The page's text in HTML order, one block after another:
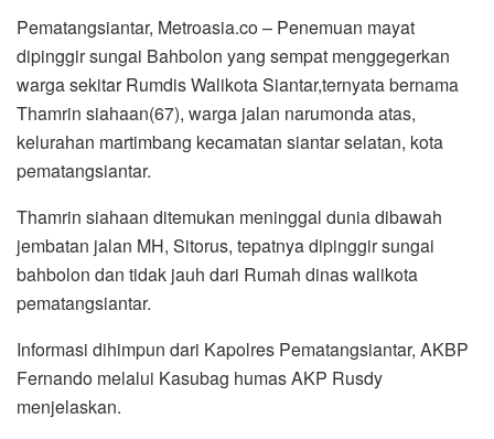
Pematangsiantar, Metroasia.co – Penemuan mayat
dipinggir sungai Bahbolon yang sempat menggegerkan
warga sekitar Rumdis Walikota Siantar,ternyata bernama
Thamrin siahaan(67), warga jalan narumonda atas,
kelurahan martimbang kecamatan siantar selatan, kota
pematangsiantar.
Thamrin siahaan ditemukan meninggal dunia dibawah
jembatan jalan MH, Sitorus, tepatnya dipinggir sungai
bahbolon dan tidak jauh dari Rumah dinas walikota
pematangsiantar.
Informasi dihimpun dari Kapolres Pematangsiantar, AKBP
Fernando melalui Kasubag humas AKP Rusdy
menjelaskan.